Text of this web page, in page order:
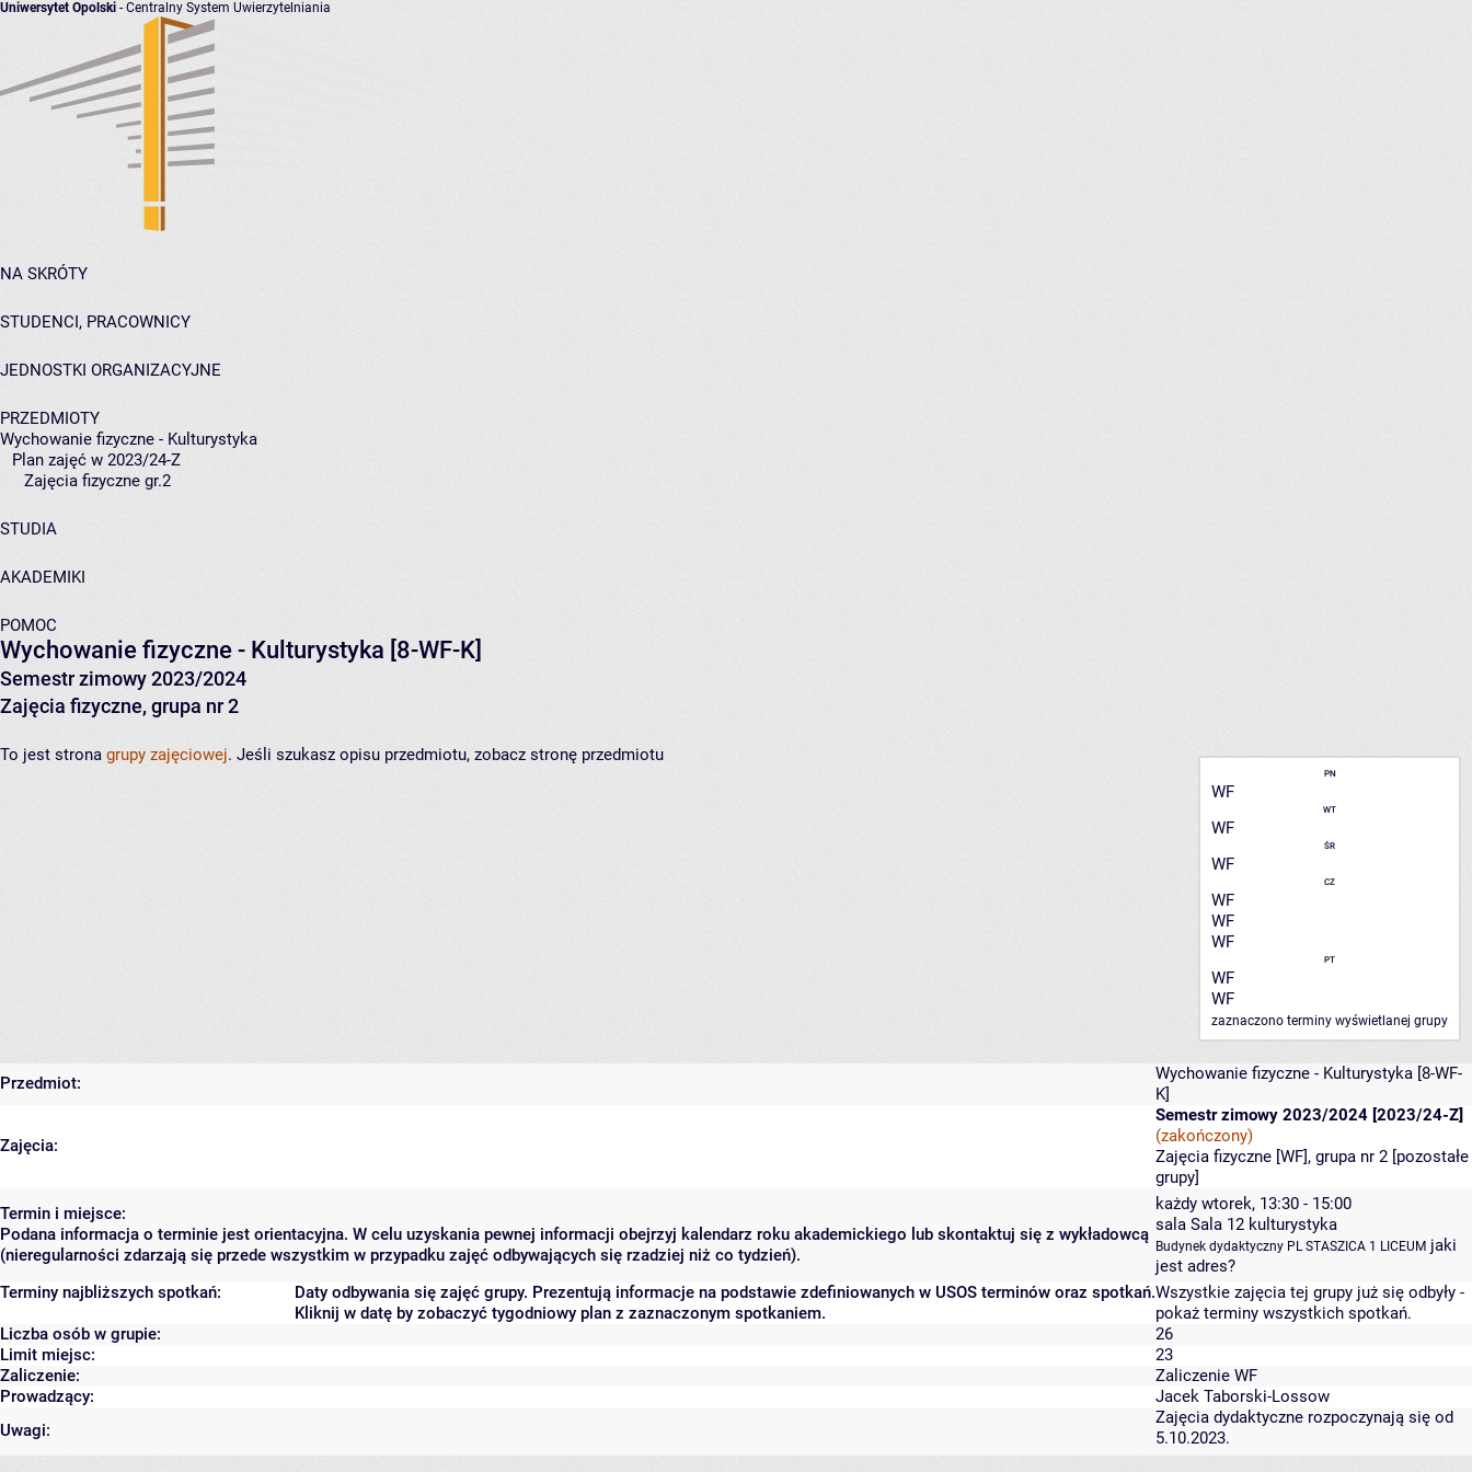
Uniwersytet Opolski - Centralny System Uwierzytelniania
NA SKRÓTY
STUDENCI, PRACOWNICY
JEDNOSTKI ORGANIZACYJNE
PRZEDMIOTY
Wychowanie fizyczne - Kulturystyka
Plan zajęć w 2023/24-Z
Zajęcia fizyczne gr.2
STUDIA
AKADEMIKI
POMOC
Wychowanie fizyczne - Kulturystyka [8-WF-K]
Semestr zimowy 2023/2024
Zajęcia fizyczne, grupa nr 2
PN
WF
WT
WF
ŚR
WF
CZ
WF
WF
WF
PT
WF
WF
zaznaczono terminy wyświetlanej grupy
To jest strona grupy zajęciowej. Jeśli szukasz opisu przedmiotu, zobacz stronę przedmiotu
Przedmiot: Wychowanie fizyczne - Kulturystyka [8-WF-
K]
Zajęcia:
Semestr zimowy 2023/2024 [2023/24-Z]
(zakończony)
Zajęcia fizyczne [WF], grupa nr 2 [pozostałe
grupy]
Termin i miejsce:
Podana informacja o terminie jest orientacyjna. W celu uzyskania pewnej informacji obejrzyj kalendarz roku akademickiego lub skontaktuj się z wykładowcą
(nieregularności zdarzają się przede wszystkim w przypadku zajęć odbywających się rzadziej niż co tydzień).
każdy wtorek, 13:30 - 15:00
sala Sala 12 kulturystyka
Budynek dydaktyczny PL STASZICA 1 LICEUM jaki
jest adres?
Terminy najbliższych spotkań:
Daty odbywania się zajęć grupy. Prezentują informacje na podstawie zdefiniowanych w USOS terminów oraz spotkań.
Kliknij w datę by zobaczyć tygodniowy plan z zaznaczonym spotkaniem.
Wszystkie zajęcia tej grupy już się odbyły -
pokaż terminy wszystkich spotkań.
Liczba osób w grupie:
26
Limit miejsc:
23
Zaliczenie:
Zaliczenie WF
Prowadzący:
Jacek Taborski-Lossow
Uwagi:
Zajęcia dydaktyczne rozpoczynają się od
5.10.2023.